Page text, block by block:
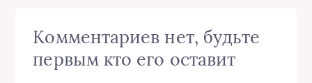
Комментариев нет, будьте
первым кто его оставит